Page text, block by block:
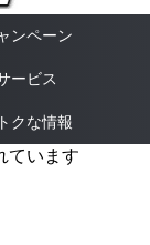
ンペーン
ービス
クな情報
ています